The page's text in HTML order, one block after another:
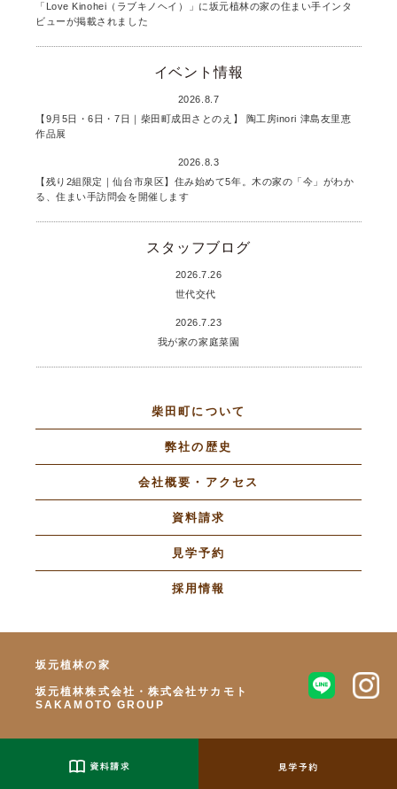
「Love Kinohei（ラブキノヘイ）」に坂元植林の家の住まい手インタ
ビューが掲載されました
イベント情報
2026.8.7
【9月5日・6日・7日｜柴田町成田さとのえ】 陶工房inori 津島友里恵
作品展
2026.8.3
【残り2組限定｜仙台市泉区】住み始めて5年。木の家の「今」がわか
る、住まい手訪問会を開催します
スタッフブログ
2026.7.26
世代交代
2026.7.23
我が家の家庭菜園
柴田町について
弊社の歴史
会社概要・アクセス
資料請求
見学予約
採用情報
坂元植林の家
坂元植林株式会社・株式会社サカモト
SAKAMOTO GROUP